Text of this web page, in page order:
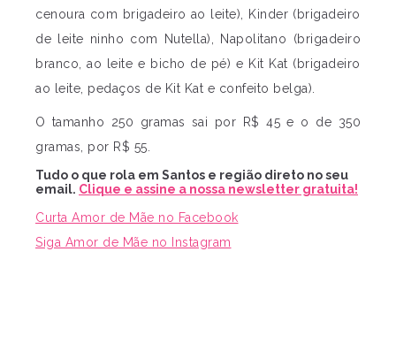
cenoura com brigadeiro ao leite), Kinder (brigadeiro
de leite ninho com Nutella), Napolitano (brigadeiro
branco, ao leite e bicho de pé) e Kit Kat (brigadeiro
ao leite, pedaços de Kit Kat e confeito belga).
O tamanho 250 gramas sai por R$ 45 e o de 350
gramas, por R$ 55.
Tudo o que rola em Santos e região direto no seu
email. Clique e assine a nossa newsletter gratuita!
Curta Amor de Mãe no Facebook
Siga Amor de Mãe no Instagram